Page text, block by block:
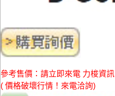
參考售價：請立即來電 力梭資訊
( 價格破壞行情！來電洽詢)